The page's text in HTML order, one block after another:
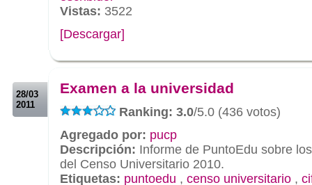
Vistas: 3522
[Descargar]
28/03
2011
Examen a la universidad
Ranking: 3.0/5.0 (436 votos)
Agregado por: pucp
Descripción: Informe de PuntoEdu sobre
del Censo Universitario 2010.
Etiquetas: puntoedu , censo universitario ,